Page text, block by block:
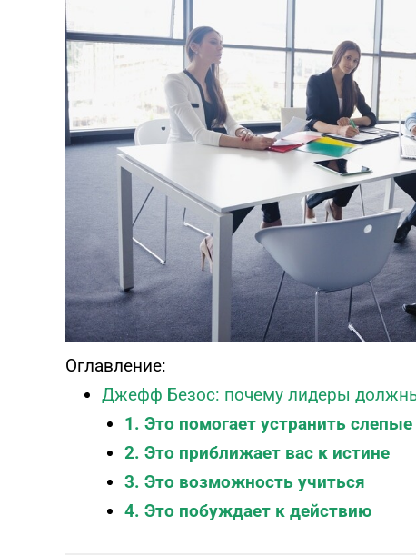
Оглавление:
Джефф Безос: почему лидеры
1. Это помогает устранить
2. Это приближает вас к истине
3. Это возможность учиться
4. Это побуждает к действию
Онлайн диагностика синдрома
эмоционального выгорания
ПРОЙТИ ТЕСТ